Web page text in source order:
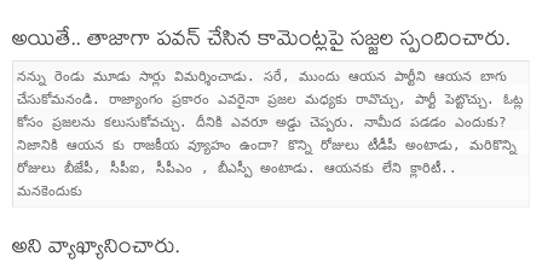
అయితే.. తాజాగా ప‌వ‌న్ చేసిన కామెంట్ల‌పై స‌జ్జ‌ల స్పందించారు.
న‌న్ను రెండు మూడు సార్లు విమ‌ర్శించాడు. స‌రే, ముందు ఆయ‌న పార్టీని ఆయ‌న బాగు
చేసుకోమ‌నండి. రాజ్యాంగం ప్ర‌కారం ఎవ‌రైనా ప్ర‌జ‌ల మ‌ధ్య‌కు రావొచ్చు, పార్టీ పెట్టొచ్చు. ఓట్ల
కోసం ప్ర‌జ‌ల‌ను క‌లుసుకోవ‌చ్చు. దీనికి ఎవ‌రూ అడ్డు చెప్ప‌రు. నామీద ప‌డ‌డం ఎందుకు?
నిజానికి ఆయ‌న కు రాజ‌కీయ వ్యూహం ఉందా? కొన్ని రోజులు టీడీపీ అంటాడు, మ‌రికొన్ని
రోజులు బీజేపీ, సీపీఐ, సీపీఎం , బీఎస్పీ అంటాడు. ఆయ‌న‌కు లేని క్లారిటీ..
మ‌న‌కెందుకు
అని వ్యాఖ్యానించారు.